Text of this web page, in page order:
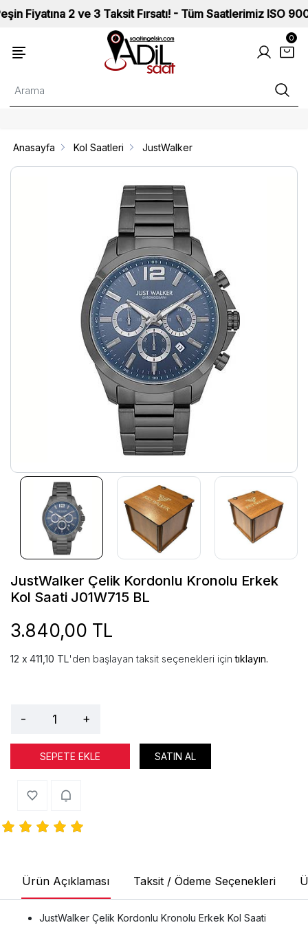
Fiyatına 2 ve 3 Taksit Fırsatı! - Tüm Saatlerimiz ISO
0
Anasayfa Kol Saatleri JustWalker
JustWalker Çelik Kordonlu Kronolu Erkek
Kol Saati J01W715 BL
3.840,00 TL
411,10 TL'den başlayan taksit seçenekleri içintıklayın.
- +
SEPETE EKLE SATIN AL
Ürün Açıklaması Taksit / Ödeme Seçenekleri
JustWalker Çelik Kordonlu Kronolu Erkek Kol Saati